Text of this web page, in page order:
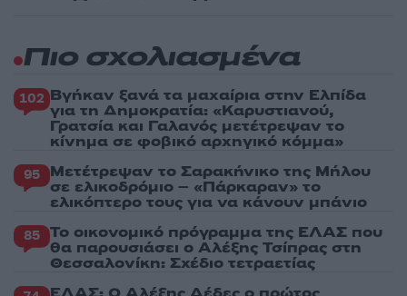
Πιο σχολιασμένα
102 Βγήκαν ξανά τα μαχαίρια στην Ελπίδα
για τη Δημοκρατία: «Καρυστιανού,
Γρατσία και Γαλανός μετέτρεψαν το
κίνημα σε φοβικό αρχηγικό κόμμα»
95 Μετέτρεψαν το Σαρακήνικο της Μήλου
σε ελικοδρόμιο – «Πάρκαραν» το
ελικόπτερο τους για να κάνουν μπάνιο
85 Το οικονομικό πρόγραμμα της ΕΛΑΣ που
θα παρουσιάσει ο Αλέξης Τσίπρας στη
Θεσσαλονίκη: Σχέδιο τετραετίας